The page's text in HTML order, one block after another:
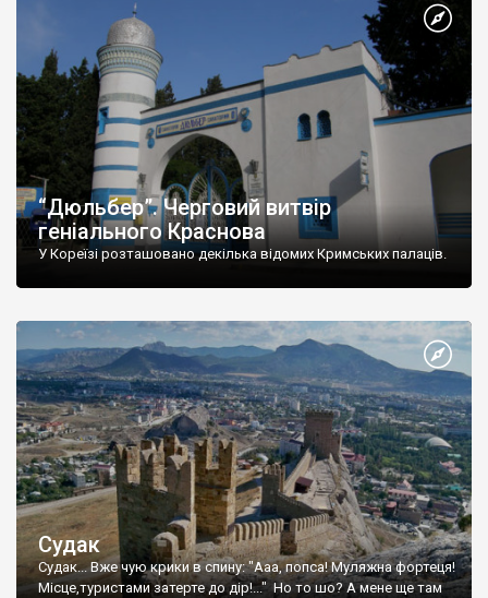
“Дюльбер”. Черговий витвір
геніального Краснова
У Кореїзі розташовано декілька відомих Кримських палаців.
Судак
Судак... Вже чую крики в спину: "Ааа, попса! Муляжна фортеця!
Місце,туристами затерте до дір!..." Но то шо? А мене ще там